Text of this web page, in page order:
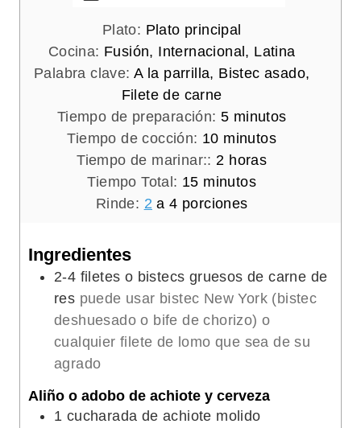
Plato: Plato principal
Cocina: Fusión, Internacional, Latina
Palabra clave:A la parrilla, Bistec asado,
Filete de carne
Tiempo de preparación: 5m
i
n
u
t
minutos
Tiempo de cocción: 10m
i
n
u
minutos
Tiempo de marinar::2 h
o
r
horas
Tiempo Total: 15m
i
o
minutos
Rinde: 2 a 4 porciones
Ingredientes
2-4 filetes o bistecs gruesos de carne de
res puede usar bistec New York (bistec
deshuesado o bife de chorizo) o
cualquier filete de lomo que sea de su
agrado
Aliño o adobo de achiote y cerveza
1 cucharada de achiote molido